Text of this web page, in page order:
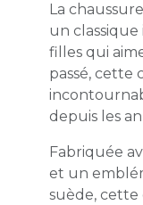
La
un
filles qui
passé, cette
depuis les
Fabriquée
et un
suède,